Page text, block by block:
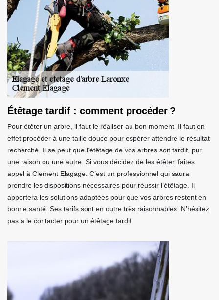
Étêtage tardif : comment procéder ?
Pour étêter un arbre, il faut le réaliser au bon moment. Il faut en
effet procéder à une taille douce pour espérer attendre le résultat
recherché. Il se peut que l’étêtage de vos arbres soit tardif, pur
une raison ou une autre. Si vous décidez de les étêter, faites
appel à Clement Elagage. C’est un professionnel qui saura
prendre les dispositions nécessaires pour réussir l’étêtage. Il
apportera les solutions adaptées pour que vos arbres restent en
bonne santé. Ses tarifs sont en outre très raisonnables. N’hésitez
pas à le contacter pour un étêtage tardif.